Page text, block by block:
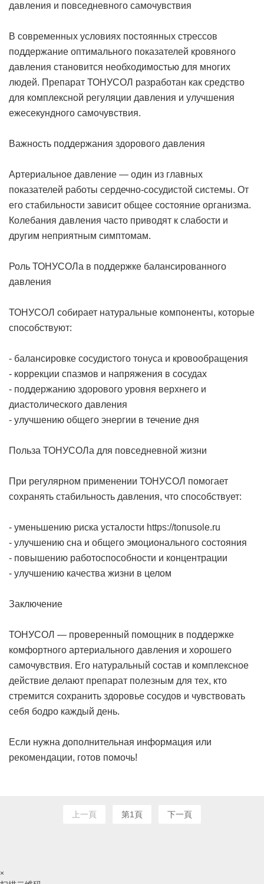
давления и повседневного самочувствия
В современных условиях постоянных стрессов
поддержание оптимального показателей кровяного
давления становится необходимостью для многих
людей. Препарат ТОНУСОЛ разработан как средство
для комплексной регуляции давления и улучшения
ежесекундного самочувствия.
Важность поддержания здорового давления
Артериальное давление — один из главных
показателей работы сердечно-сосудистой системы. От
его стабильности зависит общее состояние организма.
Колебания давления часто приводят к слабости и
другим неприятным симптомам.
Роль ТОНУСОЛа в поддержке балансированного
давления
ТОНУСОЛ собирает натуральные компоненты, которые
способствуют:
- балансировке сосудистого тонуса и кровообращения
- коррекции спазмов и напряжения в сосудах
- поддержанию здорового уровня верхнего и
диастолического давления
- улучшению общего энергии в течение дня
Польза ТОНУСОЛа для повседневной жизни
При регулярном применении ТОНУСОЛ помогает
сохранять стабильность давления, что способствует:
- уменьшению риска усталости https://tonusole.ru
- улучшению сна и общего эмоционального состояния
- повышению работоспособности и концентрации
- улучшению качества жизни в целом
Заключение
ТОНУСОЛ — проверенный помощник в поддержке
комфортного артериального давления и хорошего
самочувствия. Его натуральный состав и комплексное
действие делают препарат полезным для тех, кто
стремится сохранить здоровье сосудов и чувствовать
себя бодро каждый день.
Если нужна дополнительная информация или
рекомендации, готов помочь!
上一頁 第1頁 下一頁
×